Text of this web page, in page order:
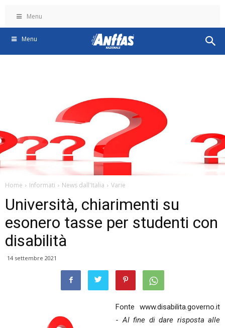
Menu
Menu
Home Informati News dall'Italia Varie
Università, chiarimenti su
esonero tasse per studenti con
disabilità
14 settembre 2021
Fonte www.disabilita.governo.it
-Al fine di dare risposta alle